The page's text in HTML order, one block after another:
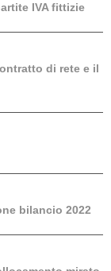
IVA fittizie
di rete e il
bilancio 2022